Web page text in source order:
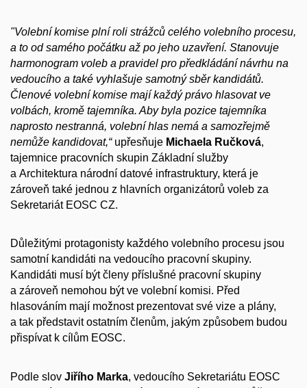
"Volební komise plní roli strážců celého volebního procesu,
a to od samého počátku až po jeho uzavření. Stanovuje
harmonogram voleb a pravidel pro předkládání návrhu na
vedoucího a také vyhlašuje samotný sběr kandidátů.
Členové volební komise mají každý právo hlasovat ve
volbách, kromě tajemníka. Aby byla pozice tajemníka
naprosto nestranná, volební hlas nemá a samozřejmě
nemůže kandidovat,“ upřesňuje Michaela Ručková,
tajemnice pracovních skupin Základní služby
a Architektura národní datové infrastruktury, která je
zároveň také jednou z hlavních organizátorů voleb za
Sekretariát EOSC CZ.
Důležitými protagonisty každého volebního procesu jsou
samotní kandidáti na vedoucího pracovní skupiny.
Kandidáti musí být členy příslušné pracovní skupiny
a zároveň nemohou být ve volební komisi. Před
hlasováním mají možnost prezentovat své vize a plány,
a tak představit ostatním členům, jakým způsobem budou
přispívat k cílům EOSC.
Podle slov Jiřího Marka, vedoucího Sekretariátu EOSC